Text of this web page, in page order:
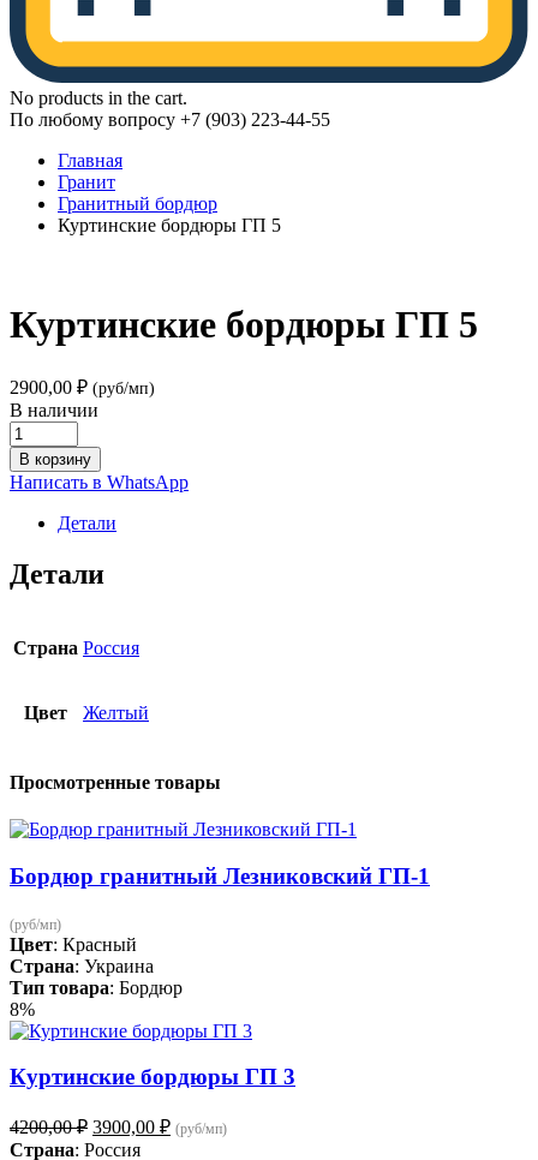
No products in the cart.
По любому вопросу +7 (903) 223-44-55
Главная
Гранит
Гранитный бордюр
Куртинские бордюры ГП 5
Куртинские бордюры ГП 5
2900,00 ₽ (руб/мп)
В наличии
Куртинские
бордюры
ГП
5
quantity
В корзину
Написать в WhatsApp
Детали
Детали
Страна Россия
Цвет Желтый
Просмотренные товары
Бордюр гранитный Лезниковский ГП-1
(руб/мп)
Цвет: Красный
Страна: Украина
Тип товара: Бордюр
8%
Куртинские бордюры ГП 3
4200,00₽ Первоначальная
цена
3900,00 ₽Текущая
цена:
(руб/мп)
Страна: Россия